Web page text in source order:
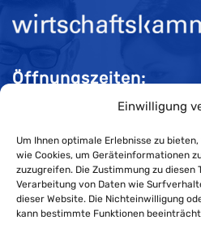
Einwilligung
Um Ihnen optimale Erlebnisse zu
wie Cookies, um Geräteinformationen
zuzugreifen. Die Zustimmung zu
Verarbeitung von Daten wie
dieser Website. Die Nichteinwilligung
kann bestimmte Funktionen
Öffnungszeiten:
Mo-Do 08:00 bis 11:30 und 13:30
Fr 08:00 bis 11:30 und 13:30 bis
Impressum
Cookie-Richtlinie